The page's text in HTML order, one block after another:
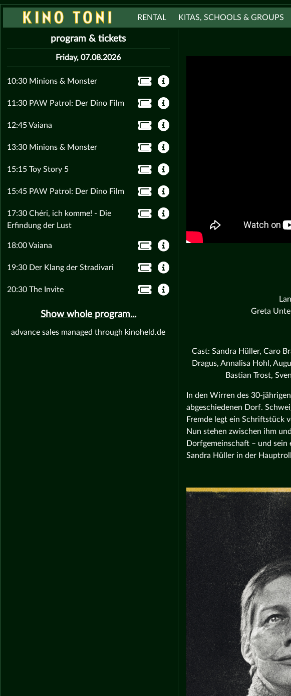
RENTAL KITAS, SCHOOLS & GROUPS
Greta
Cast: Sandra Hüller, Caro
Dragus, Annalisa Hohl,
Bastian Trost,
In den Wirren des 30-
abgeschiedenen Dorf.
Fremde legt ein Schriftstück
Nun stehen zwischen ihm
Dorfgemeinschaft – und
Sandra Hüller in der
program & tickets
Friday, 07.08.2026
10:30 Minions & Monster
11:30 PAW Patrol: Der Dino Film
12:45 Vaiana
13:30 Minions & Monster
15:15 Toy Story 5
15:45 PAW Patrol: Der Dino Film
17:30 Chéri, ich komme! - Die
Erfindung der Lust
18:00 Vaiana
19:30 Der Klang der Stradivari
20:30 The Invite
Show whole program...
advance sales managed through kinoheld.de